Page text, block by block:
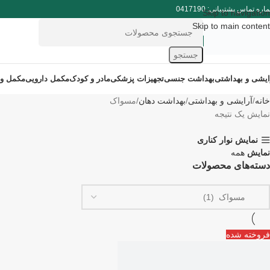
Skip to navigation
Skip to main content
تماس پشتیبانی: 0417190
جستجو
و بهداشتیبهداشت جنسیتجهیزات پزشکیمادر و کودکمکمل داروییمکمل
خانه آرایشی و بهداشتی بهداشت دهان مسواک
نمایش یک نتیجه
نمایش نوار کناری
نمایش همه
دسته‌های محصولات
فروخته شده